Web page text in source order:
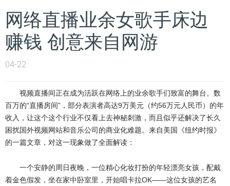
网络直播业余女歌手床边
赚钱 创意来自网游
04-22
视频直播间正在成为活跃在网络上的业余歌手们致富的舞台。数
百万的“直播房间”，部分表演者高达9万美元（约56万元人民币）的年
收入，让这个这个行业不仅看上去神秘刺激，而且似乎还解决了长久
困扰国外视频网站和音乐公司的商业化难题。来自美国《纽约时报》
的一篇文章，对这一现象做了全面解读：
一个安静的周日夜晚，一位精心化妆打扮的年轻漂亮女孩，配戴
着金色假发，坐在家中卧室里，开始唱卡拉OK——这位女孩的艺名